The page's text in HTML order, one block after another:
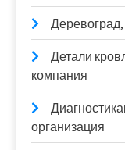
Детали
компания
организация